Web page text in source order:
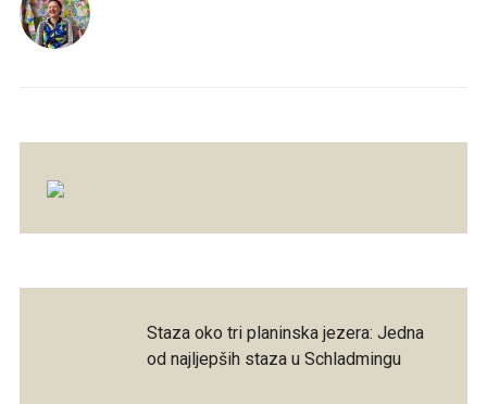
Staza oko tri planinska jezera: Jedna
od najljepših staza u Schladmingu